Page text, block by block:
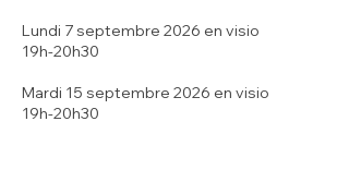
Lundi 7 septembre 2026 en visio
19h-20h30
Mardi 15 septembre 2026 en visio
19h-20h30